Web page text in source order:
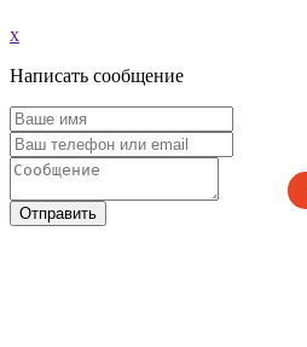
x
Написать сообщение
Отправить